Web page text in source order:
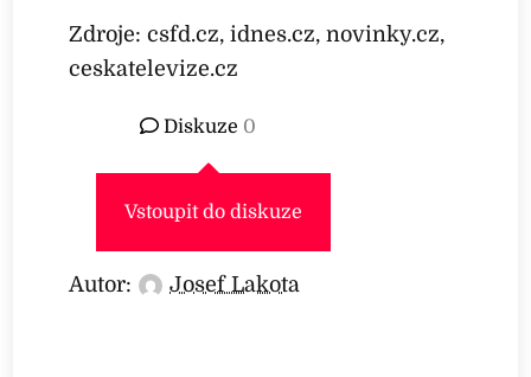
Zdroje: csfd.cz, idnes.cz, novinky.cz,
ceskatelevize.cz
Diskuze 0
Vstoupit do diskuze
Autor: Josef Lakota